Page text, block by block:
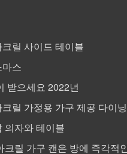
릴 사이드 테이블
스
받으세요 2022년
릴 가정용 가구 제공 다이
의자와 테이블
크릴 가구 캔은 방에 즉각적